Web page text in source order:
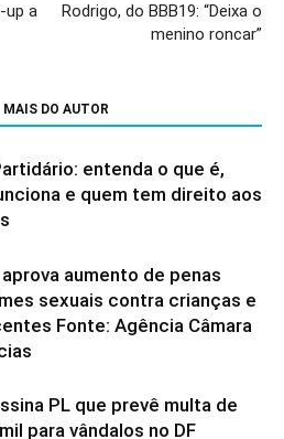
up a
Rodrigo, do BBB19: “Deixa o
menino roncar”
MAIS DO AUTOR
entenda o que é,
e quem tem direito aos
aprova aumento de penas
sexuais contra crianças e
Fonte: Agência Câmara
PL que prevê multa de
para vândalos no DF